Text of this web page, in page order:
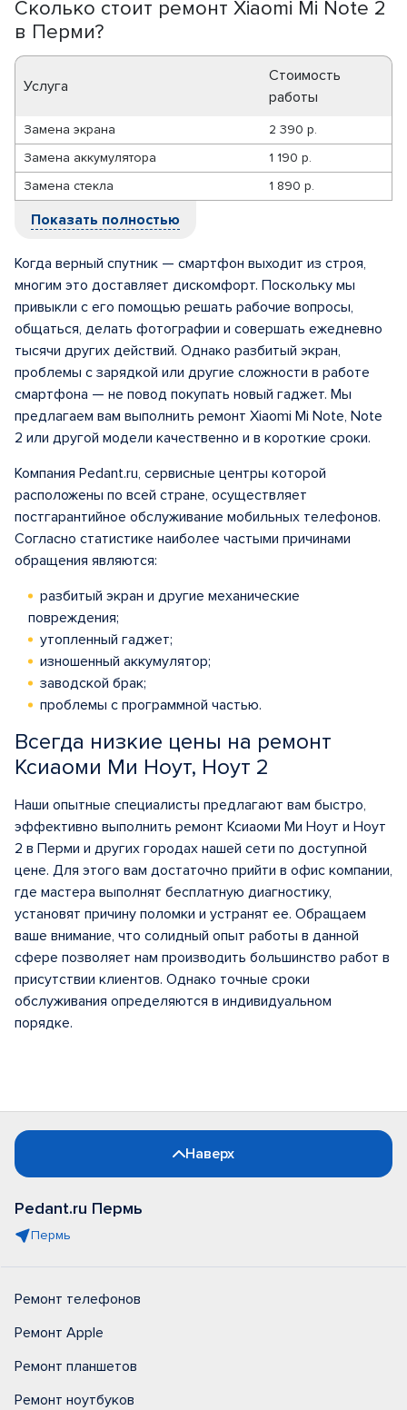
Сколько стоит ремонт Xiaomi Mi Note 2
в Перми?
Услуга
Стоимость
работы
Замена экрана
2 390 р.
Замена аккумулятора
1 190 р.
Замена стекла
1 890 р.
Показать полностью
Когда верный спутник — смартфон выходит из строя,
многим это доставляет дискомфорт. Поскольку мы
привыкли с его помощью решать рабочие вопросы,
общаться, делать фотографии и совершать ежедневно
тысячи других действий. Однако разбитый экран,
проблемы с зарядкой или другие сложности в работе
смартфона — не повод покупать новый гаджет. Мы
предлагаем вам выполнить ремонт Xiaomi Mi Note, Note
2 или другой модели качественно и в короткие сроки.
Компания Pedant.ru, сервисные центры которой
расположены по всей стране, осуществляет
постгарантийное обслуживание мобильных телефонов.
Согласно статистике наиболее частыми причинами
обращения являются:
разбитый экран и другие механические
повреждения;
утопленный гаджет;
изношенный аккумулятор;
заводской брак;
проблемы с программной частью.
Всегда низкие цены на ремонт
Ксиаоми Ми Ноут, Ноут 2
Наши опытные специалисты предлагают вам быстро,
эффективно выполнить ремонт Ксиаоми Ми Ноут и Ноут
2 в Перми и других городах нашей сети по доступной
цене. Для этого вам достаточно прийти в офис компании,
где мастера выполнят бесплатную диагностику,
установят причину поломки и устранят ее. Обращаем
ваше внимание, что солидный опыт работы в данной
сфере позволяет нам производить большинство работ в
присутствии клиентов. Однако точные сроки
обслуживания определяются в индивидуальном
порядке.
Наверх
Pedant.ru Пермь
Пермь
Ремонт телефонов
Ремонт Apple
Ремонт планшетов
Ремонт ноутбуков